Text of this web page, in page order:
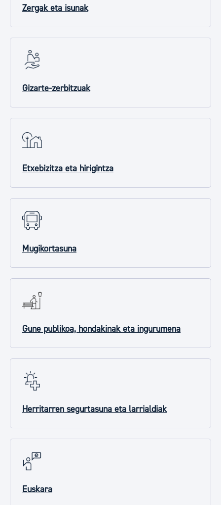
Zergak eta isunak
Gizarte-zerbitzuak
Etxebizitza eta hirigintza
Mugikortasuna
Gune publikoa, hondakinak eta ingurumena
Herritarren segurtasuna eta larrialdiak
Euskara